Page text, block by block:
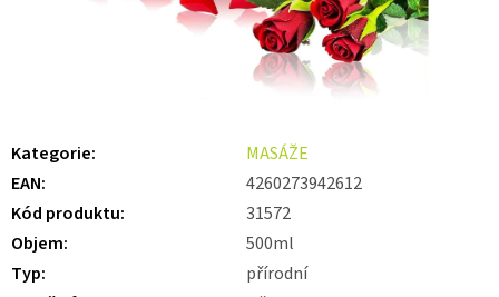
Kategorie:
MASÁŽE
EAN:
4260273942612
Kód produktu:
31572
Objem:
500ml
Typ:
přírodní